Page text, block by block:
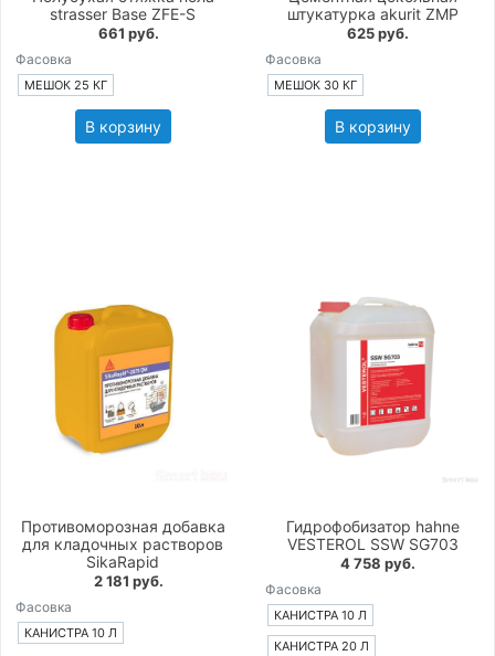
strasser Base ZFE-S
661 руб.
Фасовка
МЕШОК 25 КГ
В корзину
штукатурка akurit ZMP
625 руб.
Фасовка
МЕШОК 30 КГ
В корзину
Противоморозная добавка
для кладочных растворов
SikaRapid
2 181 руб.
Фасовка
КАНИСТРА 10 Л
Гидрофобизатор hahne
VESTEROL SSW SG703
4 758 руб.
Фасовка
КАНИСТРА 10 Л
КАНИСТРА 20 Л